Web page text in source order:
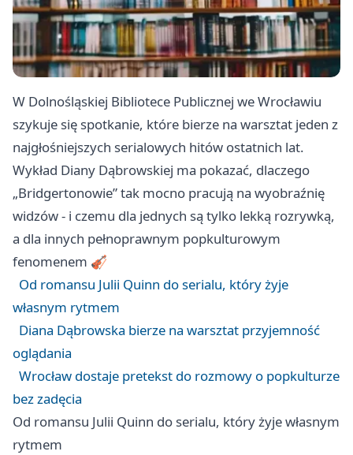
W Dolnośląskiej Bibliotece Publicznej we Wrocławiu
szykuje się spotkanie, które bierze na warsztat jeden z
najgłośniejszych serialowych hitów ostatnich lat.
Wykład Diany Dąbrowskiej ma pokazać, dlaczego
„Bridgertonowie” tak mocno pracują na wyobraźnię
widzów - i czemu dla jednych są tylko lekką rozrywką,
a dla innych pełnoprawnym popkulturowym
fenomenem 🎻
Od romansu Julii Quinn do serialu, który żyje
własnym rytmem
Diana Dąbrowska bierze na warsztat przyjemność
oglądania
Wrocław dostaje pretekst do rozmowy o popkulturze
bez zadęcia
Od romansu Julii Quinn do serialu, który żyje własnym
rytmem